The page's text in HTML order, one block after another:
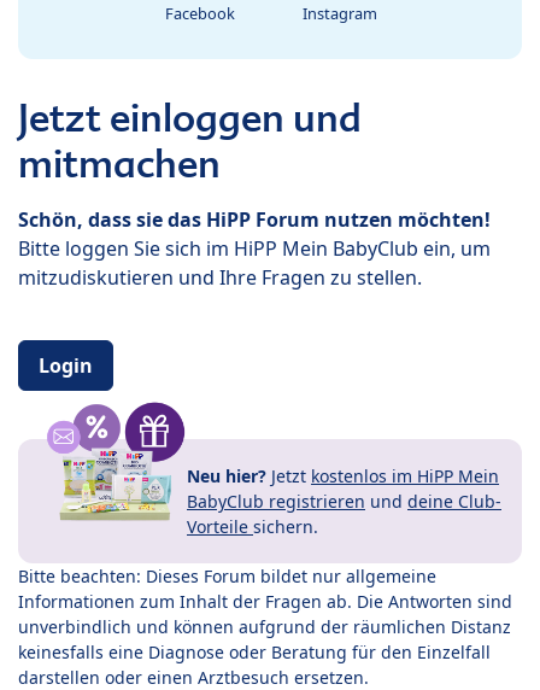
Facebook Instagram
Jetzt einloggen und
mitmachen
Schön, dass sie das HiPP Forum nutzen möchten!
Bitte loggen Sie sich im HiPP Mein BabyClub ein, um
mitzudiskutieren und Ihre Fragen zu stellen.
Login
Neu hier? Jetzt kostenlos im HiPP Mein
BabyClub registrieren und deine Club-
Vorteile sichern.
Bitte beachten: Dieses Forum bildet nur allgemeine
Informationen zum Inhalt der Fragen ab. Die Antworten sind
unverbindlich und können aufgrund der räumlichen Distanz
keinesfalls eine Diagnose oder Beratung für den Einzelfall
darstellen oder einen Arztbesuch ersetzen.